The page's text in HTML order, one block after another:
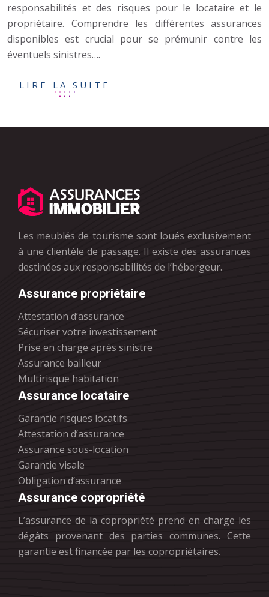
responsabilités et des risques pour le locataire et le
propriétaire. Comprendre les différentes assurances
disponibles est crucial pour se prémunir contre les
éventuels sinistres….
LIRE LA SUITE
Les meublés de tourisme sont loués exclusivement
à une clientèle de passage. Il existe des assurances
destinées aux responsabilités de l’hébergeur.
Assurance propriétaire
Attestation d’assurance
Sécuriser votre investissement
Prise en charge après sinistre
Assurance bailleur
Multirisque habitation
Assurance locataire
Garantie risques locatifs
Attestation d’assurance
Assurance sous-location
Garantie visale
Obligation d’assurance
Assurance copropriété
L’assurance de la copropriété prend en charge les
dégâts provenant des parties communes. Cette
garantie est financée par les copropriétaires.